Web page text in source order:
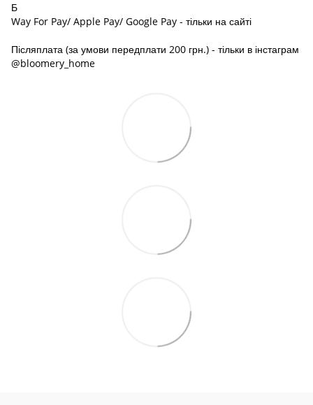
Б
Way For Pay/ Apple Pay/ Google Pay - тільки на сайті
Післяплата (за умови передплати 200 грн.) - тільки в інстаграм
@bloomery_home